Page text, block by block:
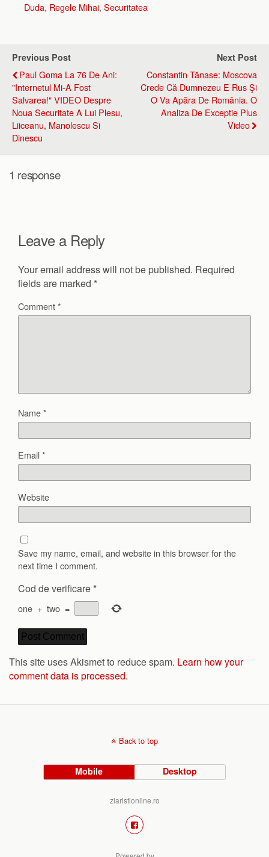
Duda, Regele Mihai, Securitatea
Previous Post
Paul Goma La 76 De Ani:
"Internetul Mi-A Fost
Salvarea!" VIDEO Despre
Noua Securitate A Lui Plesu,
Liiceanu, Manolescu Si
Dinescu
Next Post
Constantin Tănase: Moscova
Crede Că Dumnezeu E Rus Şi
O Va Apăra De România. O
Analiza De Exceptie Plus
Video
1 response
Leave a Reply
Your email address will not be published. Required
fields are marked *
Comment*
Name*
Email*
Website
Save my name, email, and website in this browser for the
next time I comment.
Cod de verificare *
one + two =
This site uses Akismet to reduce spam. Learn how your
comment data is processed.
Back to top
Mobile Desktop
ziaristionline.ro